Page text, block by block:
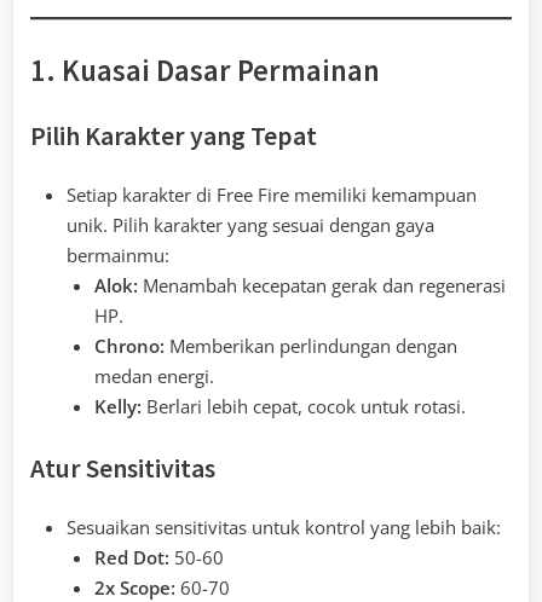
1. Kuasai Dasar Permainan
Pilih Karakter yang Tepat
Setiap karakter di Free Fire memiliki kemampuan
unik. Pilih karakter yang sesuai dengan gaya
bermainmu:
Alok: Menambah kecepatan gerak dan regenerasi
HP.
Chrono: Memberikan perlindungan dengan
medan energi.
Kelly: Berlari lebih cepat, cocok untuk rotasi.
Atur Sensitivitas
Sesuaikan sensitivitas untuk kontrol yang lebih baik:
Red Dot: 50-60
2x Scope: 60-70